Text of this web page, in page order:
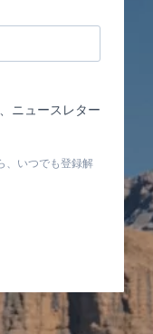
ニュースレター
、いつでも登録解